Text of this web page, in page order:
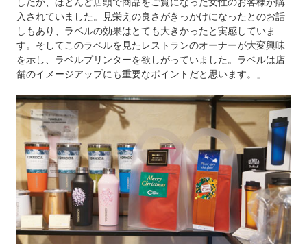
入されていました。見栄えの良さがきっかけになったとのお話
しもあり、ラベルの効果はとても大きかったと実感していま
す。そしてこのラベルを見たレストランのオーナーが大変興味
を示し、ラベルプリンターを欲しがっていました。ラベルは店
舗のイメージアップにも重要なポイントだと思います。」